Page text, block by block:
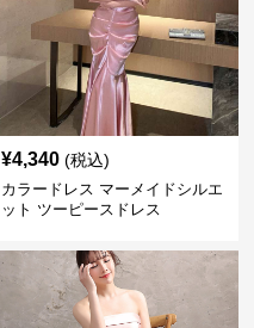
¥4,340 (税込)
カラードレス マーメイドシルエ
ット ツーピースドレス